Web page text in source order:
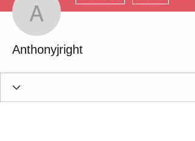
Anthonyjright
Anthonyjright